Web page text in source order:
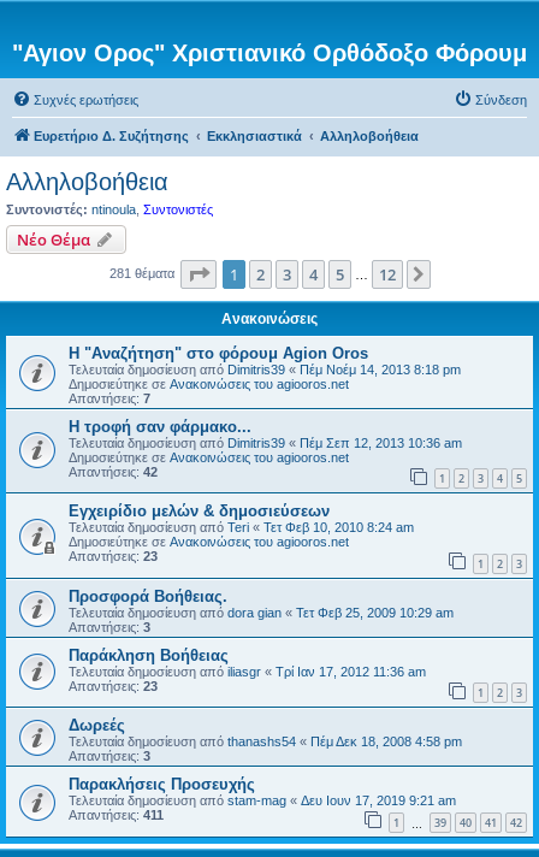
"Αγιον Ορος" Χριστιανικό Ορθόδοξο Φόρουμ
Συχνές ερωτήσεις Σύνδεση
Ευρετήριο Δ. Συζήτησης Εκκλησιαστικά Αλληλοβοήθεια
Αλληλοβοήθεια
Συντονιστές: ntinoula Συντονιστές
Νέο Θέμα
281 θέματα Σελίδα από12
1 2 3 4 5 12
Ανακοινώσεις
Η "Αναζήτηση" στο φόρουμ Agion Oros
Τελευταία δημοσίευση από Dimitris39 « Πέμ Νοέμ 14, 2013 8:18 pm
Δημοσιεύτηκε σε Ανακοινώσεις του agiooros.net
Απαντήσεις: 7
H τροφή σαν φάρμακο...
Τελευταία δημοσίευση από Dimitris39 « Πέμ Σεπ 12, 2013 10:36 am
Δημοσιεύτηκε σε Ανακοινώσεις του agiooros.net
Απαντήσεις: 42 1 2 3 4 5
Εγχειρίδιο μελών & δημοσιεύσεων
Τελευταία δημοσίευση από Teri « Τετ Φεβ 10, 2010 8:24 am
Δημοσιεύτηκε σε Ανακοινώσεις του agiooros.net
Απαντήσεις: 23 1 2 3
Προσφορά Βοήθειας.
Τελευταία δημοσίευση από dora gian « Τετ Φεβ 25, 2009 10:29 am
Απαντήσεις: 3
Παράκληση Βοήθειας
Τελευταία δημοσίευση από iliasgr « Τρί Ιαν 17, 2012 11:36 am
Απαντήσεις: 23 1 2 3
Δωρεές
Τελευταία δημοσίευση από thanashs54 « Πέμ Δεκ 18, 2008 4:58 pm
Απαντήσεις: 3
Παρακλήσεις Προσευχής
Τελευταία δημοσίευση από stam-mag « Δευ Ιουν 17, 2019 9:21 am
Απαντήσεις: 411 1 39 40 41 42